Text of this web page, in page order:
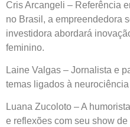
Cris Arcangeli – Referência
no Brasil, a empreendedora
investidora abordará
feminino.
Laine Valgas – Jornalista e
temas ligados à
Luana Zucoloto – A
e reflexões com seu show